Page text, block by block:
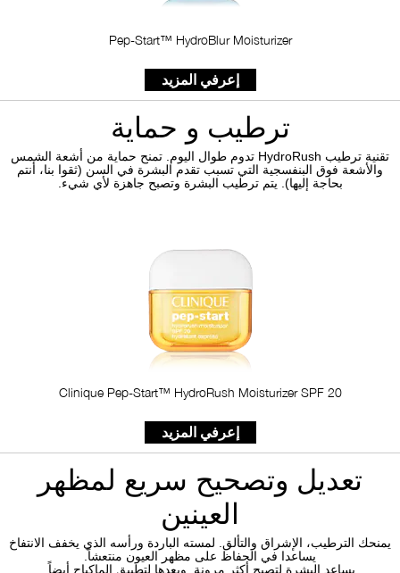
Pep-Start™ HydroBlur Moisturizer
إعرفي المزيد
ترطيب و حماية
تقنية ترطيب HydroRush تدوم طوال اليوم. تمنح حماية من أشعة الشمس
والأشعة فوق البنفسجية التي تسبب تقدم البشرة في السن (ثقوا بنا، أنتم
بحاجة إليها). يتم ترطيب البشرة وتصبح جاهزة لأي شيء.
Clinique Pep-Start™ HydroRush Moisturizer SPF 20
إعرفي المزيد
تعديل وتصحيح سريع لمظهر
العينين
يمنحك الترطيب، الإشراق والتألق. لمسته الباردة ورأسه الذي يخفف الانتفاخ
يساعدا في الحفاظ على مظهر العيون منتعشاً.
يساعد البشرة لتصبح أكثر مرونة. ويعدها لتطبيق الماكياج أيضاً.